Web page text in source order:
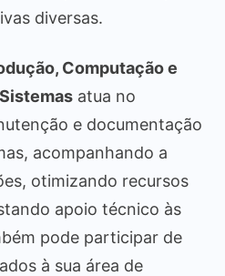
diversas.
Computação e
atua no
e documentação
acompanhando a
otimizando recursos
apoio técnico às
pode participar de
à sua área de